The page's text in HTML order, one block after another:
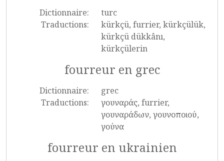
Dictionnaire:
turc
Traductions:
kürkçü, furrier, kürkçülük,
kürkçü dükkânı,
kürkçülerin
fourreur en grec
Dictionnaire:
grec
Traductions:
γουναράς, furrier,
γουναράδων, γουνοποιού,
γούνα
fourreur en ukrainien